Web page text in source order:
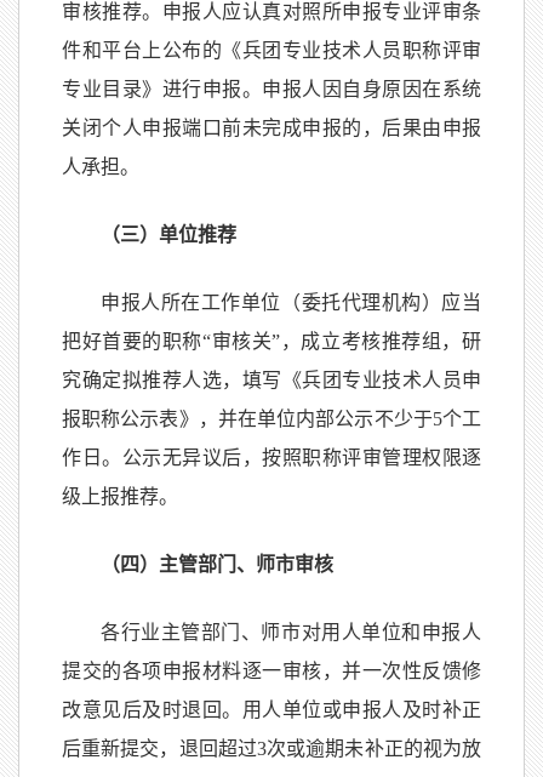
审核推荐。申报人应认真对照所申报专业评审条
件和平台上公布的《兵团专业技术人员职称评审
专业目录》进行申报。申报人因自身原因在系统
关闭个人申报端口前未完成申报的，后果由申报
人承担。
（三）单位推荐
申报人所在工作单位（委托代理机构）应当
把好首要的职称“审核关”，成立考核推荐组，研
究确定拟推荐人选，填写《兵团专业技术人员申
报职称公示表》，并在单位内部公示不少于5个工
作日。公示无异议后，按照职称评审管理权限逐
级上报推荐。
（四）主管部门、师市审核
各行业主管部门、师市对用人单位和申报人
提交的各项申报材料逐一审核，并一次性反馈修
改意见后及时退回。用人单位或申报人及时补正
后重新提交，退回超过3次或逾期未补正的视为放